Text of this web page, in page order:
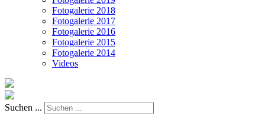
Fotogalerie 2018
Fotogalerie 2017
Fotogalerie 2016
Fotogalerie 2015
Fotogalerie 2014
Videos
Suchen ...